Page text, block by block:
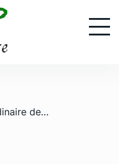
/ Assemblée générale extraordinaire de la JPDCI – Yao Kouamé Patrick succède à KKB